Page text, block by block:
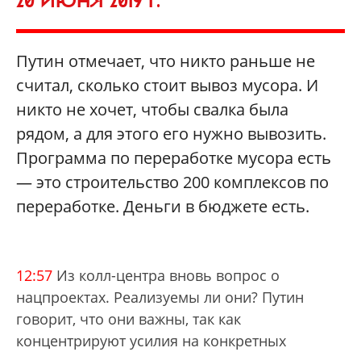
Путин отмечает, что никто раньше не
считал, сколько стоит вывоз мусора. И
никто не хочет, чтобы свалка была
рядом, а для этого его нужно вывозить.
Программа по переработке мусора есть
— это строительство 200 комплексов по
переработке. Деньги в бюджете есть.
12:57 Из колл-центра вновь вопрос о
нацпроектах. Реализуемы ли они? Путин
говорит, что они важны, так как
концентрируют усилия на конкретных